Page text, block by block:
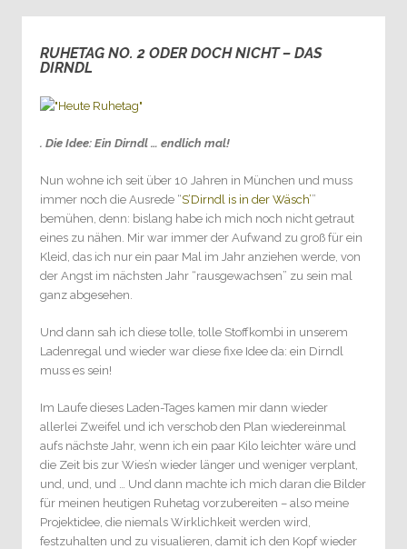
RUHETAG NO. 2 ODER DOCH NICHT – DAS
DIRNDL
. Die Idee: Ein Dirndl … endlich mal!
Nun wohne ich seit über 10 Jahren in München und muss
immer noch die Ausrede “S’Dirndl is in der Wäsch’”
bemühen, denn: bislang habe ich mich noch nicht getraut
eines zu nähen. Mir war immer der Aufwand zu groß für ein
Kleid, das ich nur ein paar Mal im Jahr anziehen werde, von
der Angst im nächsten Jahr “rausgewachsen” zu sein mal
ganz abgesehen.
Und dann sah ich diese tolle, tolle Stoffkombi in unserem
Ladenregal und wieder war diese fixe Idee da: ein Dirndl
muss es sein!
Im Laufe dieses Laden-Tages kamen mir dann wieder
allerlei Zweifel und ich verschob den Plan wiedereinmal
aufs nächste Jahr, wenn ich ein paar Kilo leichter wäre und
die Zeit bis zur Wies’n wieder länger und weniger verplant,
und, und, und … Und dann machte ich mich daran die Bilder
für meinen heutigen Ruhetag vorzubereiten – also meine
Projektidee, die niemals Wirklichkeit werden wird,
festzuhalten und zu visualieren, damit ich den Kopf wieder